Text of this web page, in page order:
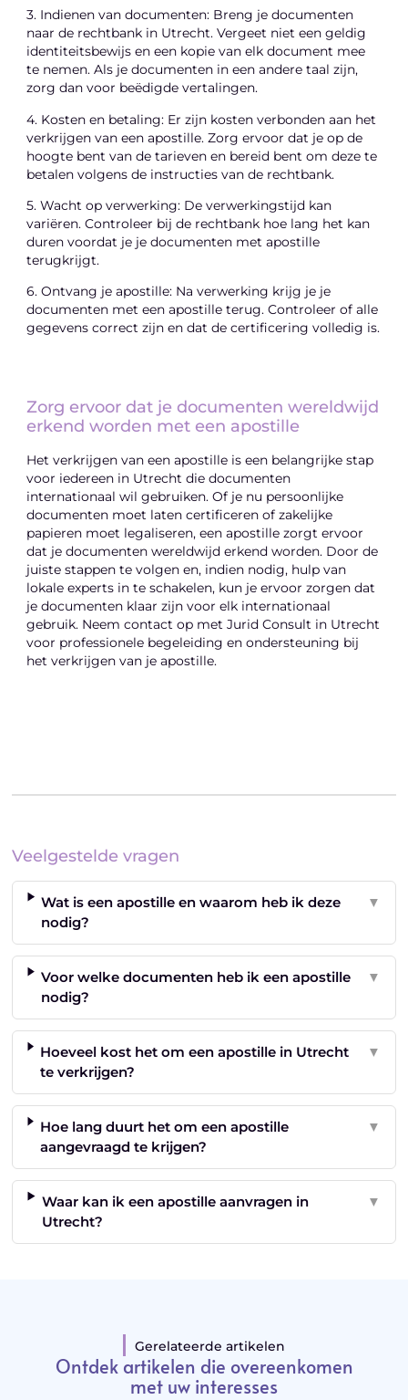
3. Indienen van documenten: Breng je documenten
naar de rechtbank in Utrecht. Vergeet niet een geldig
identiteitsbewijs en een kopie van elk document mee
te nemen. Als je documenten in een andere taal zijn,
zorg dan voor beëdigde vertalingen.
4. Kosten en betaling: Er zijn kosten verbonden aan het
verkrijgen van een apostille. Zorg ervoor dat je op de
hoogte bent van de tarieven en bereid bent om deze te
betalen volgens de instructies van de rechtbank.
5. Wacht op verwerking: De verwerkingstijd kan
variëren. Controleer bij de rechtbank hoe lang het kan
duren voordat je je documenten met apostille
terugkrijgt.
6. Ontvang je apostille: Na verwerking krijg je je
documenten met een apostille terug. Controleer of alle
gegevens correct zijn en dat de certificering volledig is.
Zorg ervoor dat je documenten wereldwijd
erkend worden met een apostille
Het verkrijgen van een apostille is een belangrijke stap
voor iedereen in Utrecht die documenten
internationaal wil gebruiken. Of je nu persoonlijke
documenten moet laten certificeren of zakelijke
papieren moet legaliseren, een apostille zorgt ervoor
dat je documenten wereldwijd erkend worden. Door de
juiste stappen te volgen en, indien nodig, hulp van
lokale experts in te schakelen, kun je ervoor zorgen dat
je documenten klaar zijn voor elk internationaal
gebruik. Neem contact op met Jurid Consult in Utrecht
voor professionele begeleiding en ondersteuning bij
het verkrijgen van je apostille.
Veelgestelde vragen
Wat is een apostille en waarom heb ik deze
nodig?
▼
Voor welke documenten heb ik een apostille
nodig?
▼
Hoeveel kost het om een apostille in Utrecht
te verkrijgen?
▼
Hoe lang duurt het om een apostille
aangevraagd te krijgen?
▼
Waar kan ik een apostille aanvragen in
Utrecht?
▼
Gerelateerde artikelen
Ontdek artikelen die overeenkomen
met uw interesses